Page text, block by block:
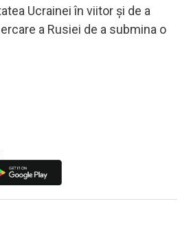
Ucrainei în viitor și de a
a Rusiei de a submina o